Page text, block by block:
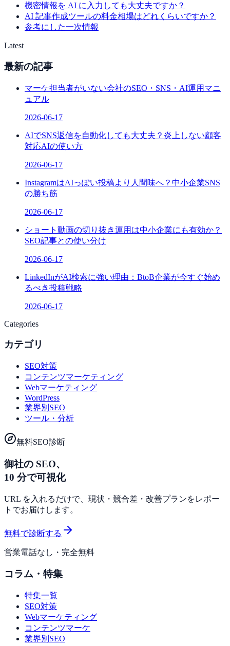
機密情報を AI に入力しても大丈夫ですか？
AI 記事作成ツールの料金相場はどれくらいですか？
参考にした一次情報
Latest
最新の記事
マーケ担当者がいない会社のSEO・SNS・AI運用マニ
ュアル
2026-06-17
AIでSNS返信を自動化しても大丈夫？炎上しない顧客
対応AIの使い方
2026-06-17
InstagramはAIっぽい投稿より人間味へ？中小企業SNS
の勝ち筋
2026-06-17
ショート動画の切り抜き運用は中小企業にも有効か？
SEO記事との使い分け
2026-06-17
LinkedInがAI検索に強い理由：BtoB企業が今すぐ始め
るべき投稿戦略
2026-06-17
Categories
カテゴリ
SEO対策
コンテンツマーケティング
Webマーケティング
WordPress
業界別SEO
ツール・分析
無料SEO診断
御社の SEO、
10 分で可視化
URL を入れるだけで、現状・競合差・改善プランをレポー
トでお届けします。
無料で診断する
営業電話なし・完全無料
コラム・特集
特集一覧
SEO対策
Webマーケティング
コンテンツマーケ
業界別SEO